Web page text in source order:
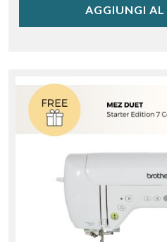
AGGIUNGI AL